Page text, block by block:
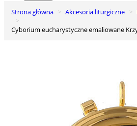
0
Strona główna Akcesoria liturgiczne
Cyborium eucharystyczne emaliowane